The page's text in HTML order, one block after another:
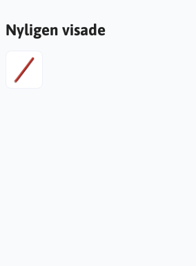
Nyligen visade